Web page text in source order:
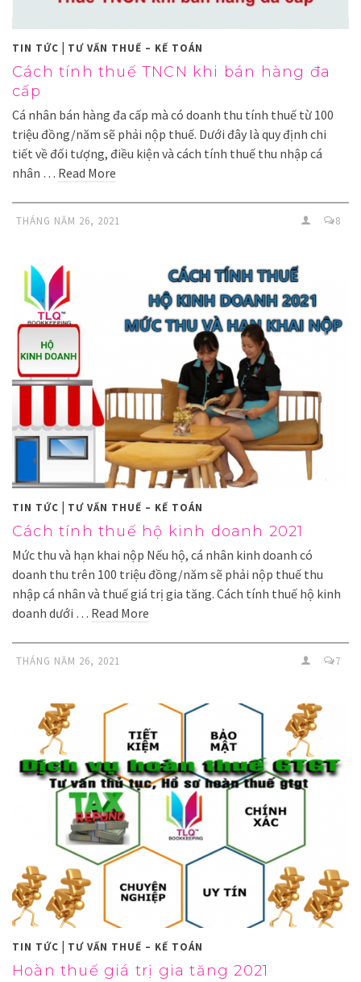
TIN TỨC TƯ VẤN THUẾ – KẾ TOÁN
Cách tính thuế TNCN khi bán hàng đa
cấp
Cá nhân bán hàng đa cấp mà có doanh thu tính thuế từ 100
triệu đồng/năm sẽ phải nộp thuế. Dưới đây là quy định chi
tiết về đối tượng, điều kiện và cách tính thuế thu nhập cá
nhân … Read More
THÁNG NĂM 26, 2021 8
TIN TỨC | TƯ VẤN THUẾ – KẾ TOÁN
Cách tính thuế hộ kinh doanh 2021
Mức thu và hạn khai nộp Nếu hộ, cá nhân kinh doanh có
doanh thu trên 100 triệu đồng/năm sẽ phải nộp thuế thu
nhập cá nhân và thuế giá trị gia tăng. Cách tính thuế hộ kinh
doanh dưới … Read More
THÁNG NĂM 26, 2021 7
TIN TỨC TƯ VẤN THUẾ – KẾ TOÁN
Hoàn thuế giá trị gia tăng 2021